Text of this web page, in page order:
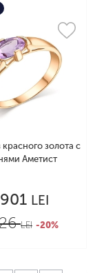
красного золота с
Аметист
LEI
LEI -20%